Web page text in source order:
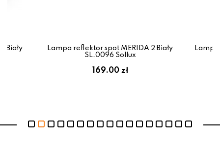
Biały
Lampa reflektor spot MERIDA 2 Biały
SL.0096 Sollux
169.00 zł
Lampa